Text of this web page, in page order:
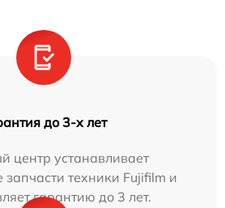
до 3-х лет
центр устанавливает
техники Fujifilm и
гарантию до 3 лет.